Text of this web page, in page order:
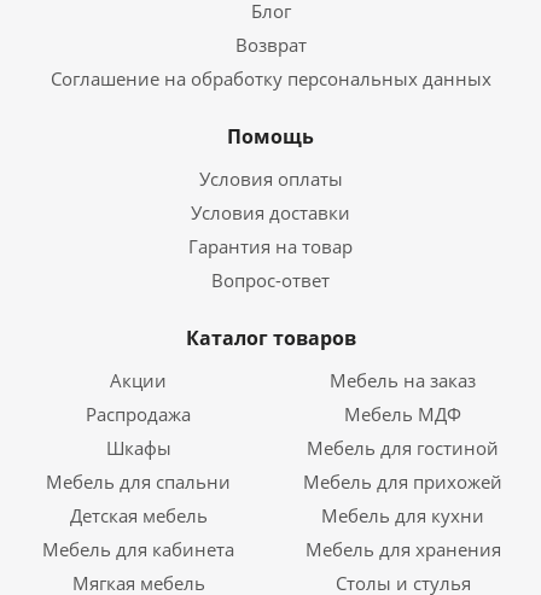
Блог
Возврат
Соглашение на обработку персональных данных
Помощь
Условия оплаты
Условия доставки
Гарантия на товар
Вопрос-ответ
Каталог товаров
Акции
Мебель на заказ
Распродажа
Мебель МДФ
Шкафы
Мебель для гостиной
Мебель для спальни
Мебель для прихожей
Детская мебель
Мебель для кухни
Мебель для кабинета
Мебель для хранения
Мягкая мебель
Столы и стулья